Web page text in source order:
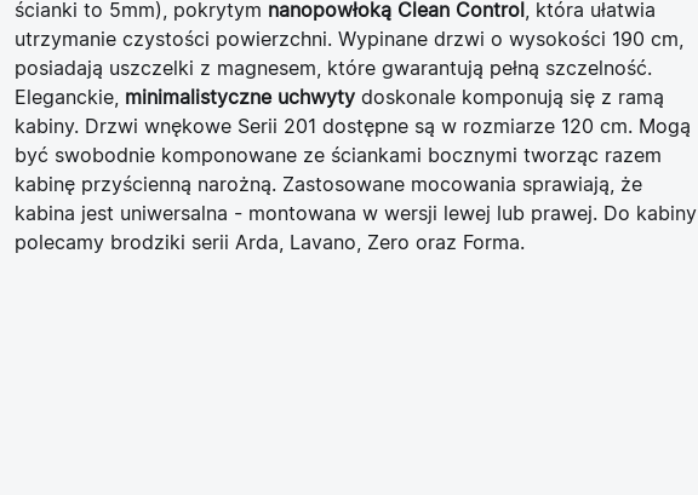
ścianki to 5mm), pokrytym nanopowłoką Clean Control
, która ułatwia
utrzymanie czystości powierzchni. Wypinane drzwi o wysokości 190 cm,
posiadają uszczelki z magnesem, które gwarantują pełną szczelność.
Eleganckie, minimalistyczne uchwyty doskonale komponują się z ramą
kabiny. Drzwi wnękowe Serii 201 dostępne są w rozmiarze 120 cm. Mogą
być swobodnie komponowane ze ściankami bocznymi tworząc razem
kabinę przyścienną narożną. Zastosowane mocowania sprawiają, że
kabina jest uniwersalna - montowana w wersji lewej lub prawej. Do kabiny
polecamy brodziki serii Arda, Lavano, Zero oraz Forma.